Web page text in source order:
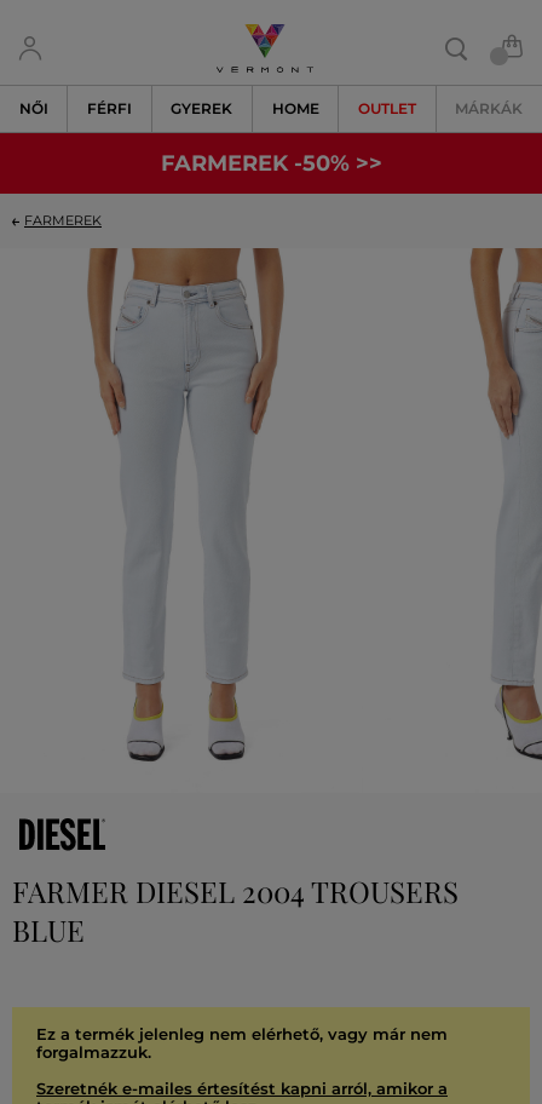
NŐI FÉRFI GYEREK HOME OUTLET MÁRKÁK
FARMEREK -50% >>
FARMEREK
FARMER DIESEL 2004 TROUSERS
BLUE
Ez a termék jelenleg nem elérhető, vagy már nem
forgalmazzuk.
Szeretnék e-mailes értesítést kapni arról, amikor a